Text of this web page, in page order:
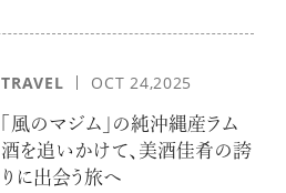
TRAVEL OCT 24,2025
「風のマジム」の純沖縄産ラム
酒を追いかけて、美酒佳肴の誇
りに出会う旅へ